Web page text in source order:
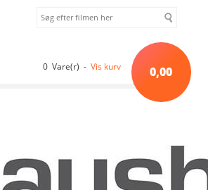
0 Vare(r) - Vis kurv 0,00